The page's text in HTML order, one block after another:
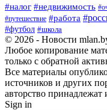
#налог #недвижимость
#путешествие #работа
#футбол #школа
© 2026 - Новости
Любое копирование
только с обратной
Все материалы
источников и других
авторство
Sign in